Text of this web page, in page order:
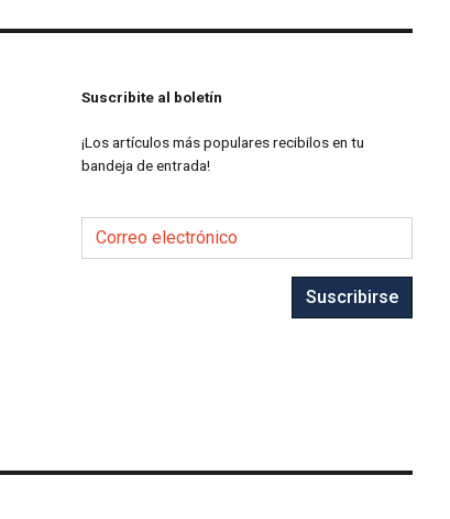
Suscribite al boletín
¡Los artículos más populares recibilos en tu
bandeja de entrada!
Correo electrónico
Suscribirse